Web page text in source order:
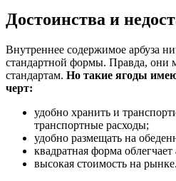
Достоинства и
Внутреннее содержимое арбуза
стандартной формы. Правда, они
стандартам. Но такие ягоды
черт:
удобно хранить и
транспортные расходы;
удобно размещать на
квадратная форма
высокая стоимость на рынке.